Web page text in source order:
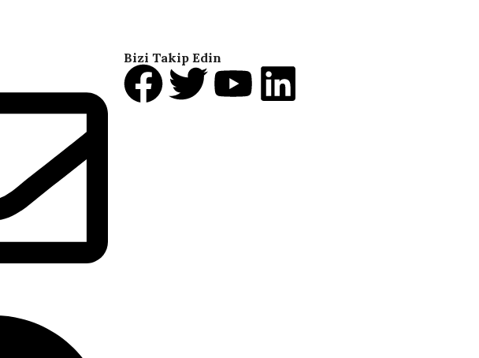
Bizi Takip Edin